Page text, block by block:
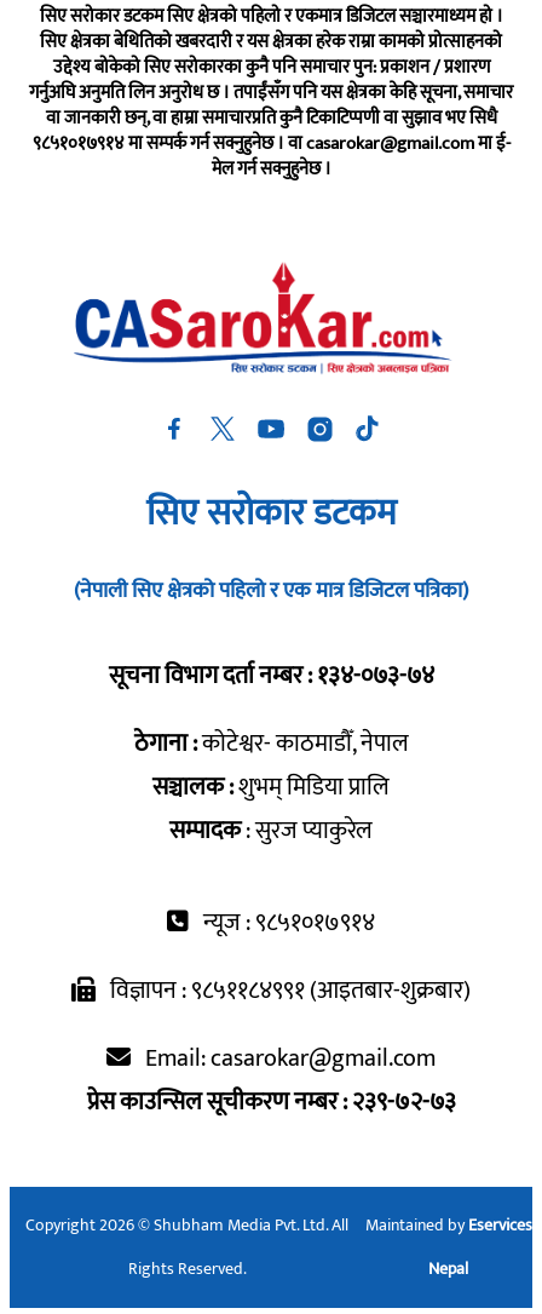
सिए सरोकार डटकम सिए क्षेत्रको पहिलो र एकमात्र डिजिटल सञ्चारमाध्यम हो ।
सिए क्षेत्रका बेथितिको खबरदारी र यस क्षेत्रका हरेक राम्रा कामको प्रोत्साहनको
उद्देश्य बोकेको सिए सरोकारका कुनै पनि समाचार पुन: प्रकाशन / प्रशारण
गर्नुअघि अनुमति लिन अनुरोध छ । तपाईंसँग पनि यस क्षेत्रका केहि सूचना, समाचार
वा जानकारी छन्, वा हाम्रा समाचारप्रति कुनै टिकाटिप्पणी वा सुझाव भए सिधै
९८५१०१७९१४ मा सम्पर्क गर्न सक्नुहुनेछ । वाcasarokar@gmail.comमा ई-
मेल गर्न सक्नुहुनेछ ।
सिए सरोकार डटकम
(नेपाली सिए क्षेत्रको पहिलो र एक मात्र डिजिटल पत्रिका)
सूचना विभाग दर्ता नम्बर : १३४-०७३-७४
ठेगाना :कोटेश्वर- काठमाडौँ, नेपाल
सञ्चालक :शुभम् मिडिया प्रालि
सम्पादक: सुरज प्याकुरेल
न्यूज : ९८५१०१७९१४
विज्ञापन : ९८५११८४९९१ (आइतबार-शुक्रबार)
Email:casarokar@gmail.com
प्रेस काउन्सिल सूचीकरण नम्बर : २३९-७२-७३
Copyright 2026 © Shubham Media Pvt. Ltd. All
Rights Reserved.
Maintained byEservices
Nepal